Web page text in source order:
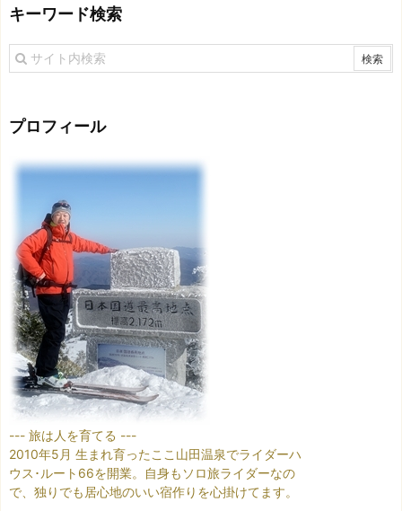
キーワード検索
プロフィール
--- 旅は人を育てる ---
2010年5月 生まれ育ったここ山田温泉でライダーハ
ウス･ルート66を開業。自身もソロ旅ライダーなの
で、独りでも居心地のいい宿作りを心掛けてます。